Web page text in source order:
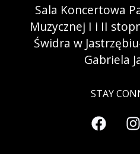
Sala Koncertowa
Muzycznej I i II
Świdra w
Gabriela
STAY